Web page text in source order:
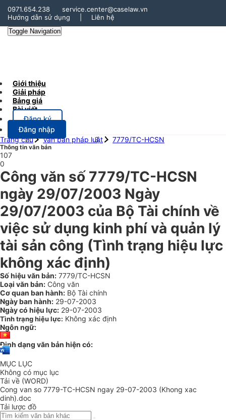
0971.654.238
service.center@caselaw.vn
Hướng dẫn sử dụng
Liên hệ
Toggle Navigation
Giới thiệu
Giải pháp
Bảng giá
Bài viết
Đăng ký
Đăng nhập
Trang chủ
Văn bản pháp luật 7779/TC-HCSN
Thông tin văn bản
107
0
Công văn số 7779/TC-HCSN
ngày 29/07/2003 Ngày
29/07/2003 của Bộ Tài chính về
việc sử dụng kinh phí và quản lý
tài sản công (Tình trạng hiệu lực
không xác định)
Số hiệu văn bản: 7779/TC-HCSN
Loại văn bản: Công văn
Cơ quan ban hành: Bộ Tài chính
Ngày ban hành: 29-07-2003
Ngày có hiệu lực: 29-07-2003
Tình trạng hiệu lực: Không xác định
Ngôn ngữ:
Định dạng văn bản hiện có:
MỤC LỤC
Không có mục lục
Tải về (WORD)
Cong van so 7779-TC-HCSN ngay 29-07-2003 (Khong xac
dinh).doc
Tải lược đồ